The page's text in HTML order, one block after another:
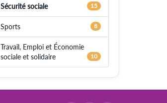
Sécurité sociale 15
Sports 8
Travail, Emploi et Économie
sociale et solidaire
10